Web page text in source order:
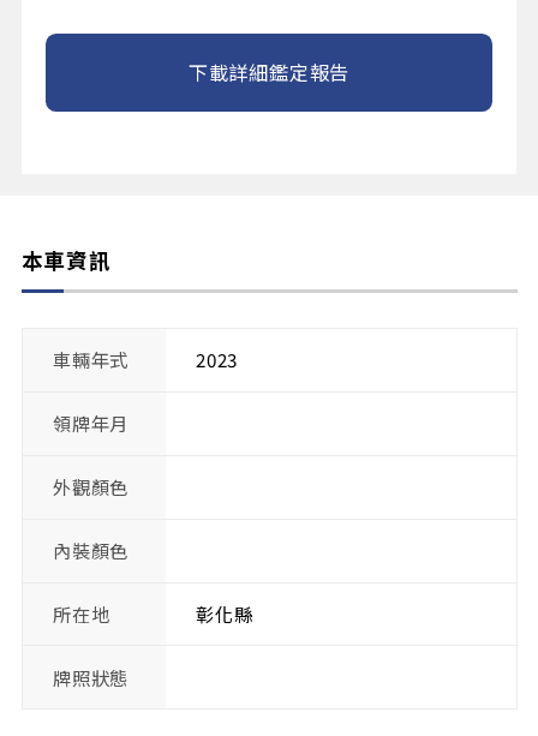
下載詳細鑑定報告
本車資訊
車輛年式 2023
領牌年月
外觀顏色
內裝顏色
所在地 彰化縣
牌照狀態